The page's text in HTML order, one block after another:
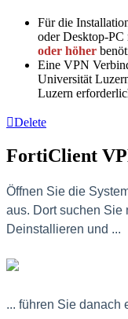
Für die
oder Desktop-PC
oder höher
Eine VPN
Universität
Luzern
Delete
FortiClient
Öffnen Sie die
aus. Dort suchen Sie
Deinstallieren und ...
... führen Sie danach